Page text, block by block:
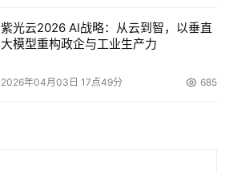
紫光云2026 AI战略：从云到智，以垂直
大模型重构政企与工业生产力
2026年04月03日 17点49分 685